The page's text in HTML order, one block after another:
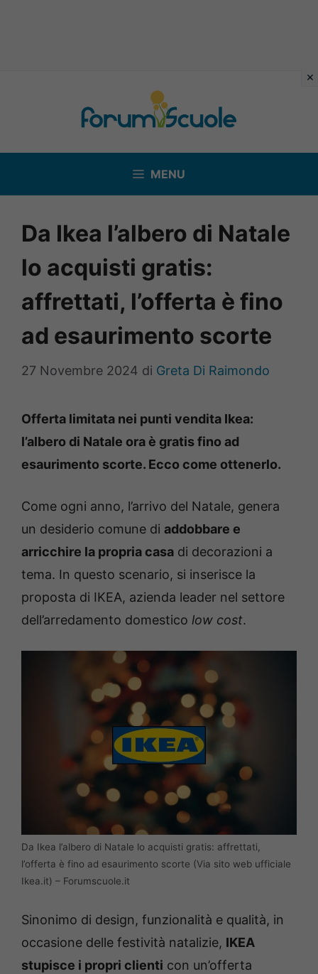
MENU
Da Ikea l’albero di Natale
lo acquisti gratis:
affrettati, l’offerta è fino
ad esaurimento scorte
27 Novembre 2024 di Greta Di Raimondo
Offerta limitata nei punti vendita Ikea:
l’albero di Natale ora è gratis fino ad
esaurimento scorte. Ecco come ottenerlo.
Come ogni anno, l’arrivo del Natale, genera
un desiderio comune di addobbare e
arricchire la propria casa di decorazioni a
tema. In questo scenario, si inserisce la
proposta di IKEA, azienda leader nel settore
dell’arredamento domestico low cost.
Da Ikea l’albero di Natale lo acquisti gratis: affrettati,
l’offerta è fino ad esaurimento scorte (Via sito web ufficiale
Ikea.it) – Forumscuole.it
Sinonimo di design, funzionalità e qualità, in
occasione delle festività natalizie, IKEA
stupisce i propri clienti con un’offerta